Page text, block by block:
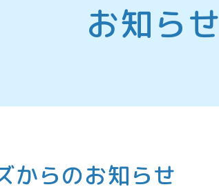
お知らせ
からのお知らせ